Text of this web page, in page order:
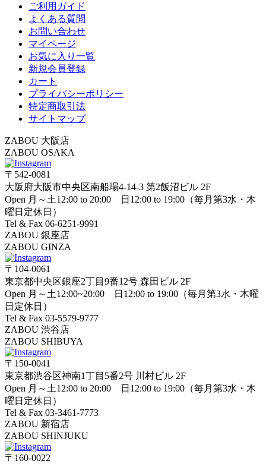
ご利用ガイド
よくある質問
お問い合わせ
マイページ
お気に入り一覧
新規会員登録
カート
プライバシーポリシー
特定商取引法
サイトマップ
ZABOU 大阪店
ZABOU OSAKA
〒542-0081
大阪府大阪市中央区南船場4-14-3 第2飯沼ビル 2F
Open 月～土12:00 to 20:00 日12:00 to 19:00（毎月第3水・木
曜日定休日）
Tel & Fax 06-6251-9991
ZABOU 銀座店
ZABOU GINZA
〒104-0061
東京都中央区銀座2丁目9番12号 森田ビル 2F
Open 月～土12:00~20:00 日12:00 to 19:00（毎月第3水・木曜
日定休日）
Tel & Fax 03-5579-9777
ZABOU 渋谷店
ZABOU SHIBUYA
〒150-0041
東京都渋谷区神南1丁目5番2号 川村ビル 2F
Open 月～土12:00 to 20:00 日12:00 to 19:00（毎月第3水・木
曜日定休日）
Tel & Fax 03-3461-7773
ZABOU 新宿店
ZABOU SHINJUKU
〒160-0022